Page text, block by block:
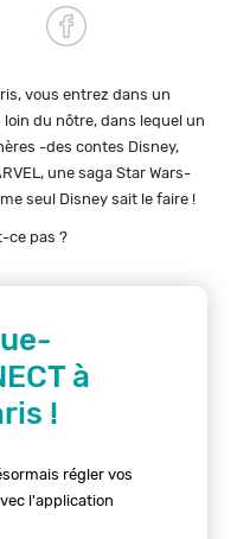
vous entrez dans un
du nôtre, dans lequel un
-des contes Disney,
une saga Star Wars-
seul Disney sait le faire !
ce pas ?
à
!
régler vos
l'application